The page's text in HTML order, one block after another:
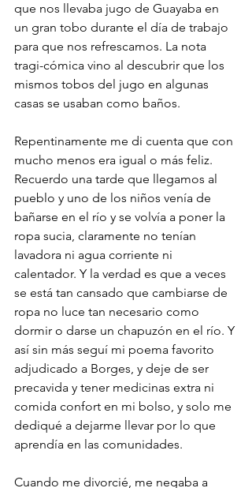
que nos llevaba jugo de Guayaba en
un gran tobo durante el día de trabajo
para que nos refrescamos. La nota
tragi-cómica vino al descubrir que los
mismos tobos del jugo en algunas
casas se usaban como baños.
Repentinamente me di cuenta que con
mucho menos era igual o más feliz.
Recuerdo una tarde que llegamos al
pueblo y uno de los niños venía de
bañarse en el río y se volvía a poner la
ropa sucia, claramente no tenían
lavadora ni agua corriente ni
calentador. Y la verdad es que a veces
se está tan cansado que cambiarse de
ropa no luce tan necesario como
dormir o darse un chapuzón en el río. Y
así sin más seguí mi poema favorito
adjudicado a Borges, y deje de ser
precavida y tener medicinas extra ni
comida confort en mi bolso, y solo me
dediqué a dejarme llevar por lo que
aprendía en las comunidades.
Cuando me divorcié, me negaba a